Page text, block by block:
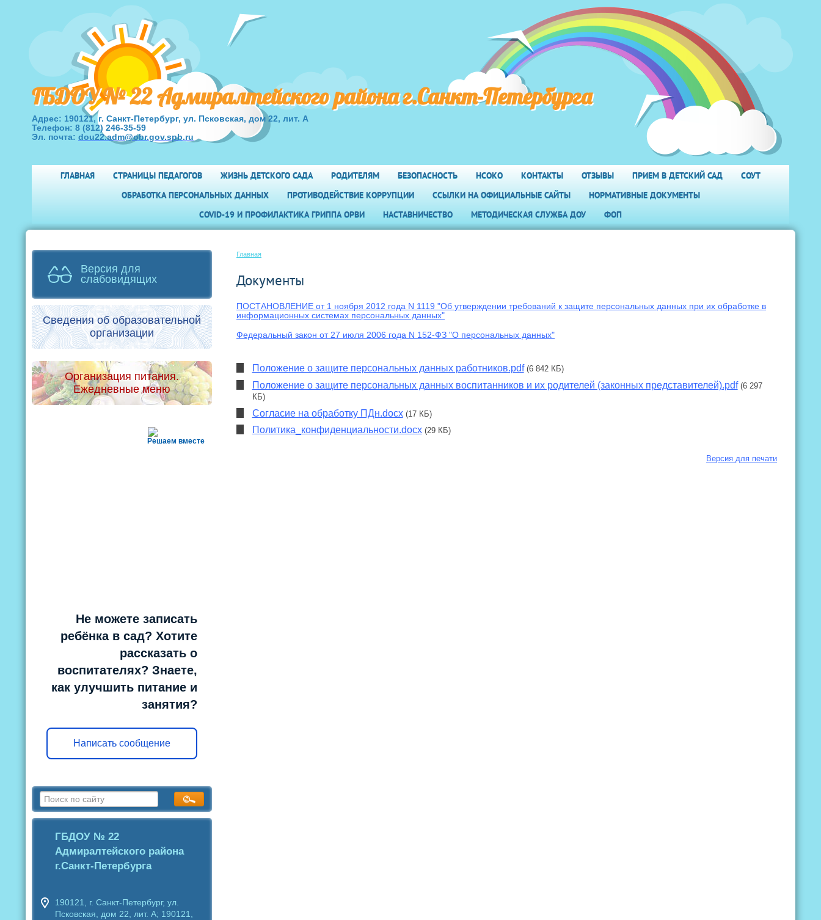
ГБДОУ № 22 Адмиралтейского района г.Санкт-Петербурга
Адрес: 190121, г. Санкт-Петербург, ул. Псковская, дом 22, лит. А
Телефон: 8 (812) 246-35-59
Эл. почта: dou22.adm@obr.gov.spb.ru
ГЛАВНАЯ СТРАНИЦЫ ПЕДАГОГОВ ЖИЗНЬ ДЕТСКОГО САДА РОДИТЕЛЯМ БЕЗОПАСНОСТЬ НСОКО КОНТАКТЫ ОТЗЫВЫ ПРИЕМ В ДЕТСКИЙ САД
СОУТ
ОБРАБОТКА ПЕРСОНАЛЬНЫХ ДАННЫХ
ПРОТИВОДЕЙСТВИЕ КОРРУПЦИИ ССЫЛКИ НА ОФИЦИАЛЬНЫЕ САЙТЫ
НОРМАТИВНЫЕ ДОКУМЕНТЫ
COVID-19 И ПРОФИЛАКТИКА ГРИППА ОРВИ
НАСТАВНИЧЕСТВО МЕТОДИЧЕСКАЯ СЛУЖБА ДОУ ФОП
Версия для
слабовидящих
Сведения об образовательной
организации
Организация питания.
Ежедневные меню
Решаем вместе
Не можете записать
ребёнка в сад? Хотите
рассказать о
воспитателях? Знаете,
как улучшить питание и
занятия?
Написать сообщение
ГБДОУ № 22
Адмиралтейского района
г.Санкт-Петербурга
190121, г. Санкт-Петербург, ул.
Псковская, дом 22, лит. А; 190121,
Главная
Документы
ПОСТАНОВЛЕНИЕ от 1 ноября 2012 года N 1119 "Об утверждении требований к защите персональных данных при их обработке в
информационных системах персональных данных"
Федеральный закон от 27 июля 2006 года N 152-ФЗ "О персональных данных"
Положение о защите персональных данных работников.pdf (6 842 КБ)
Положение о защите персональных данных воспитанников и их родителей (законных представителей).pdf (6 297
КБ)
Согласие на обработку ПДн.docx (17 КБ)
Политика_конфиденциальности.docx (29 КБ)
Версия для печати